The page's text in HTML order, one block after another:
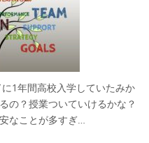
年間高校入学していたみか
の？授業ついていけるかな？
なことが多すぎ…